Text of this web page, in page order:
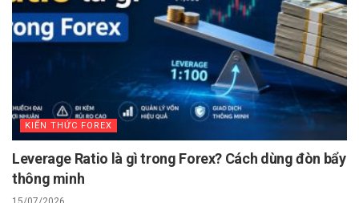
KIẾN THỨC FOREX
Leverage Ratio là gì trong Forex? Cách dùng đòn bẩy
thông minh